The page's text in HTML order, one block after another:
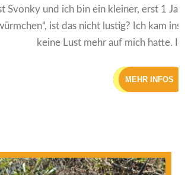
Svonky und ich bin ein kleiner, erst 1
ist das nicht lustig? Ich kam
keine Lust mehr auf mich hatte.
MEHR INFOS